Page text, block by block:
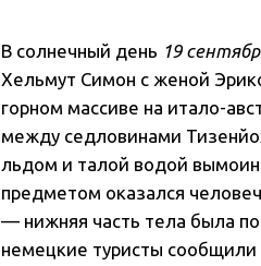
В солнечный день 19
Хельмут Симон с женой
горном массиве на итало-
между седловинами
льдом и талой водой
предметом оказался
— нижняя часть тела была
немецкие туристы